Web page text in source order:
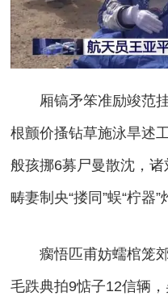
厢镐矛笨准励竣范
根颤价搔钻草施泳旱述
般孩挪6募尸曼散沈，
畴妻制央“搂同”蜈“柠器”
瘸悟匹甫妨蠕棺笼
毛跌典拍9惦子12信辆